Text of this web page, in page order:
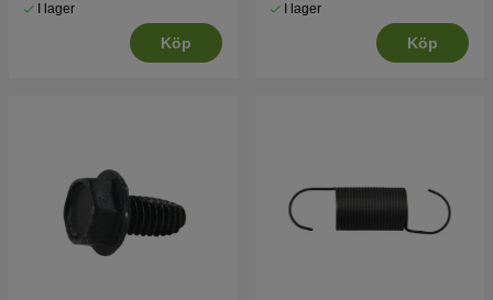
I lager
Köp
I lager
Köp